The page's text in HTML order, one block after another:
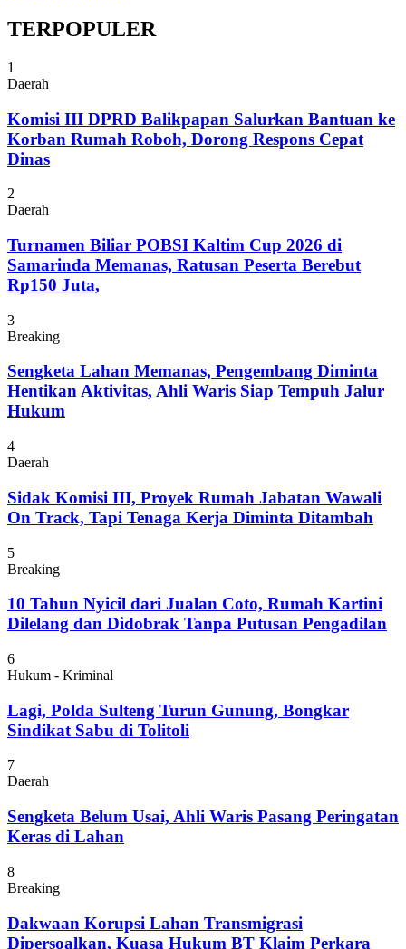
TERPOPULER
1
Daerah
Komisi III DPRD Balikpapan Salurkan Bantuan ke
Korban Rumah Roboh, Dorong Respons Cepat
Dinas
2
Daerah
Turnamen Biliar POBSI Kaltim Cup 2026 di
Samarinda Memanas, Ratusan Peserta Berebut
Rp150 Juta,
3
Breaking
Sengketa Lahan Memanas, Pengembang Diminta
Hentikan Aktivitas, Ahli Waris Siap Tempuh Jalur
Hukum
4
Daerah
Sidak Komisi III, Proyek Rumah Jabatan Wawali
On Track, Tapi Tenaga Kerja Diminta Ditambah
5
Breaking
10 Tahun Nyicil dari Jualan Coto, Rumah Kartini
Dilelang dan Didobrak Tanpa Putusan Pengadilan
6
Hukum - Kriminal
Lagi, Polda Sulteng Turun Gunung, Bongkar
Sindikat Sabu di Tolitoli
7
Daerah
Sengketa Belum Usai, Ahli Waris Pasang Peringatan
Keras di Lahan
8
Breaking
Dakwaan Korupsi Lahan Transmigrasi
Dipersoalkan, Kuasa Hukum BT Klaim Perkara